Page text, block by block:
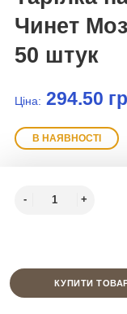
Чинет
50 штук
Ціна: 294.50
В НАЯВНОСТІ
КУПИТИ